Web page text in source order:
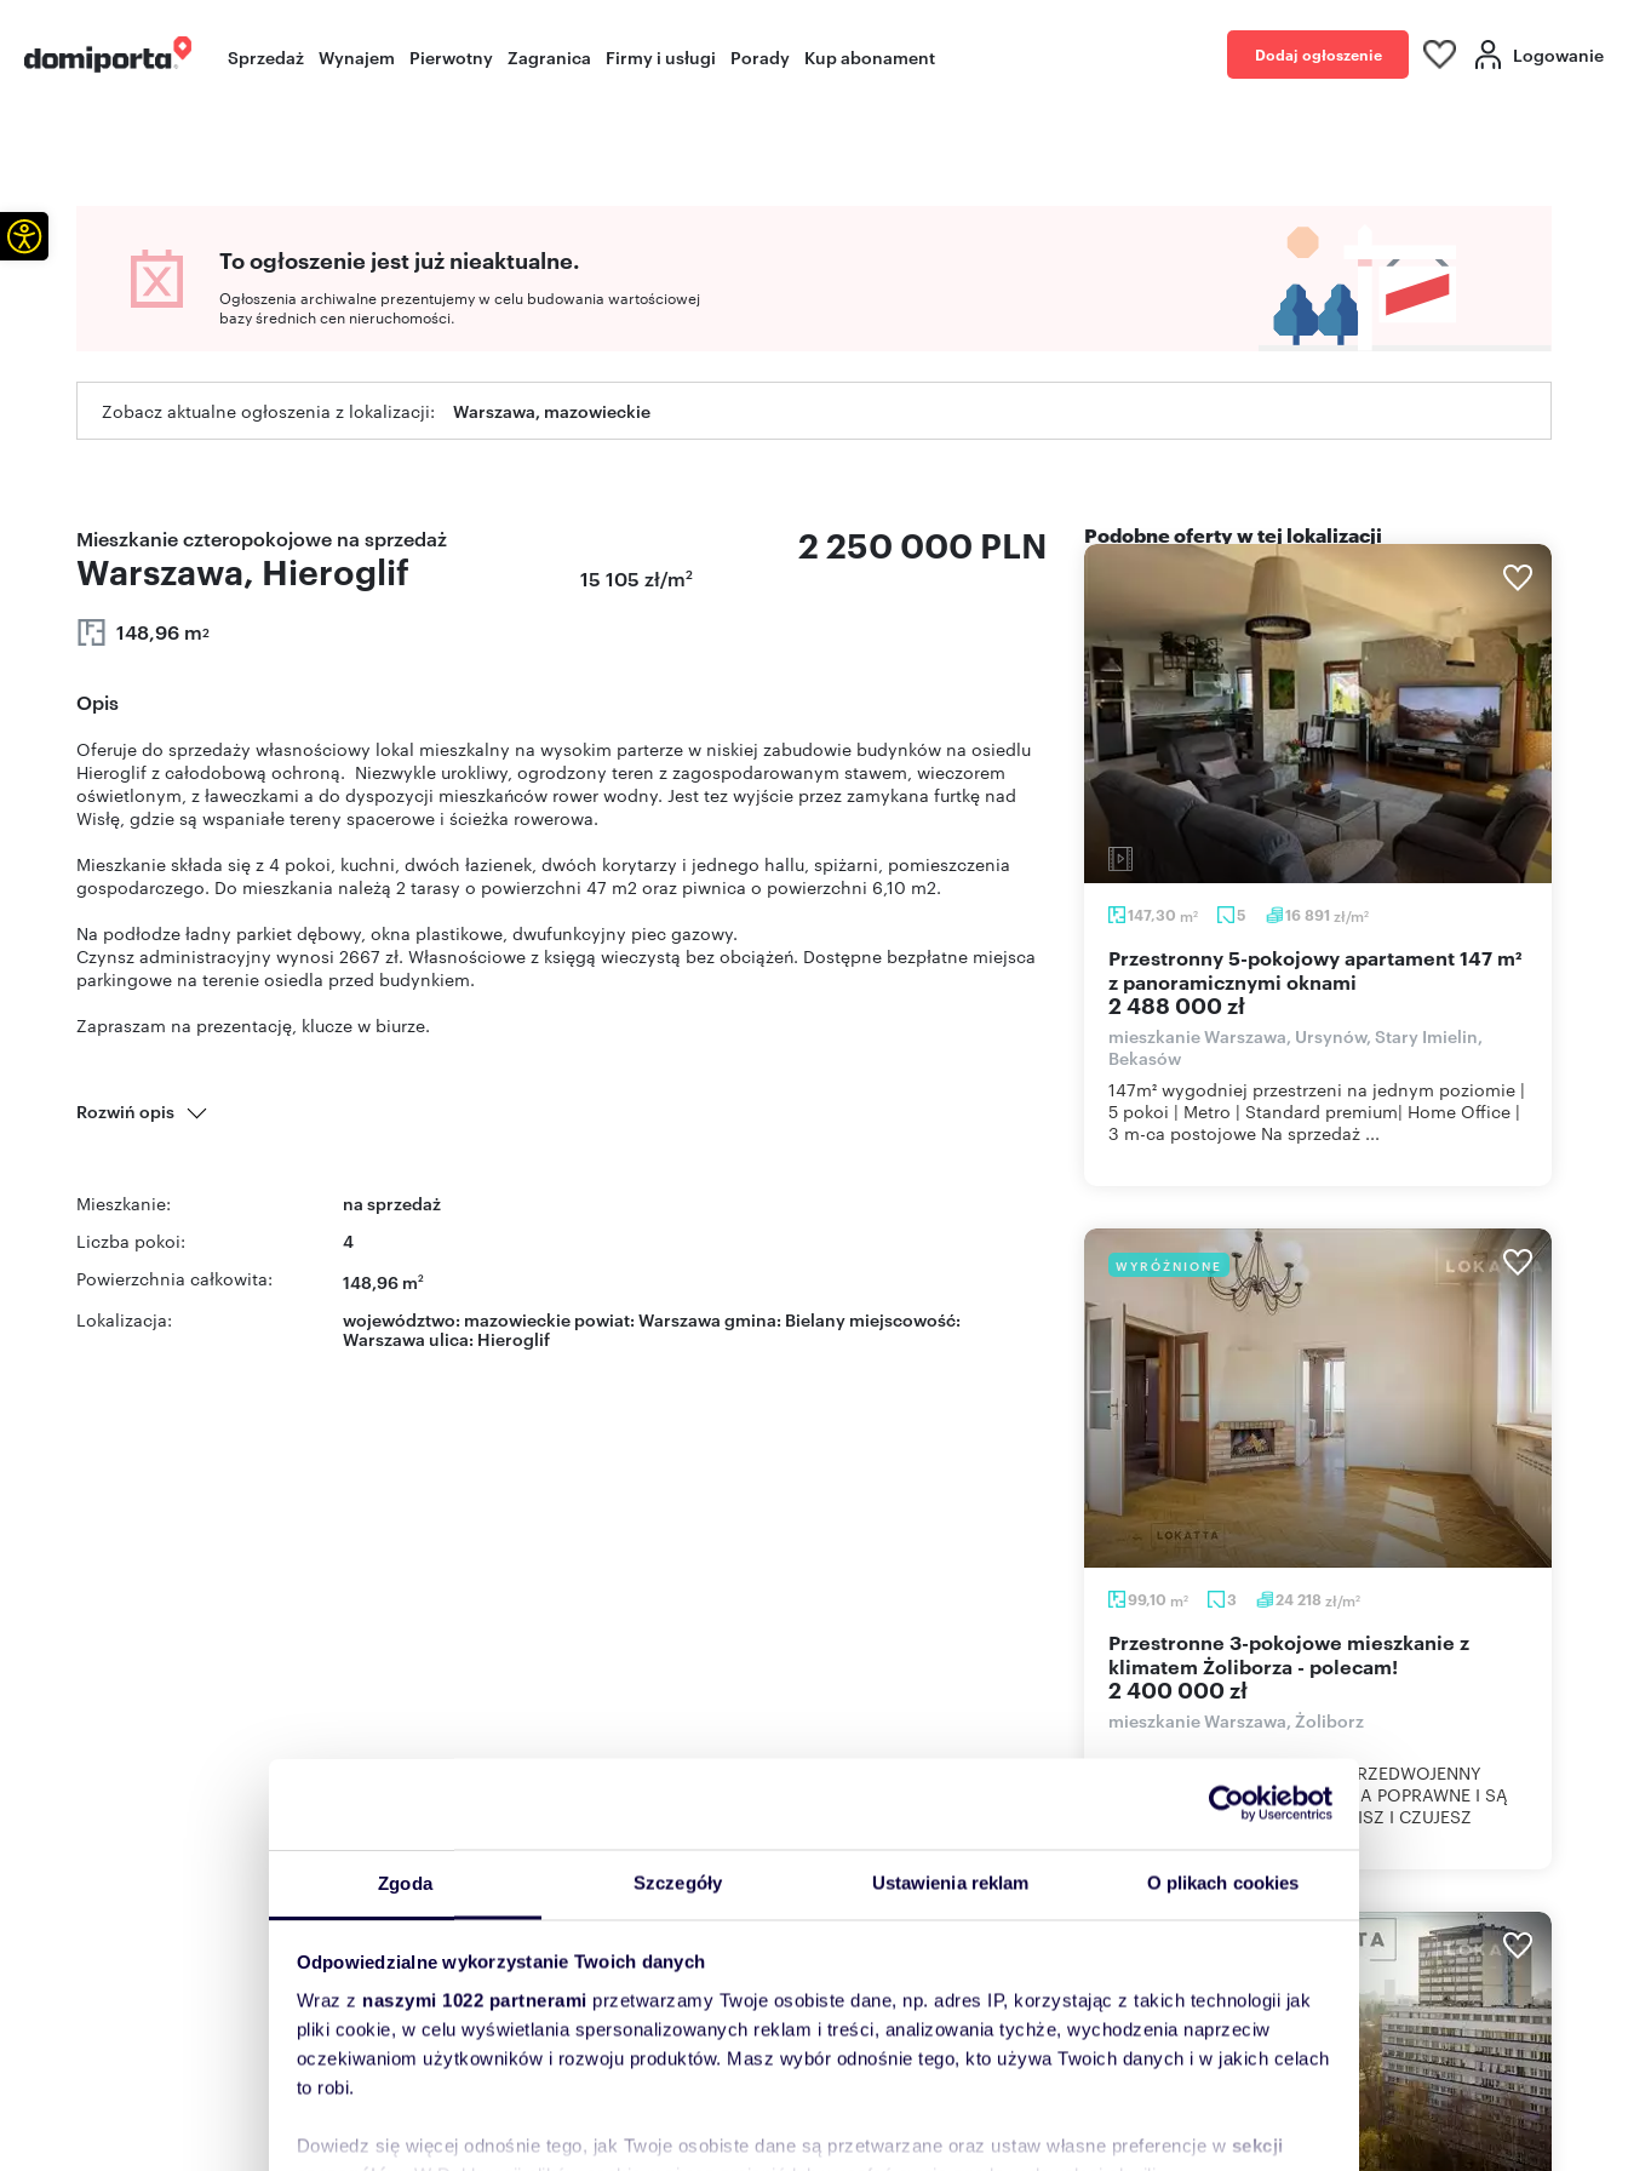
Zgoda Szczegóły Ustawienia reklam O plikach cookies
Odpowiedzialne wykorzystanie Twoich danych
Wraz z naszymi 1022 partnerami przetwarzamy Twoje osobiste dane, np. adres IP, korzystając z takich technologii jak
pliki cookie, w celu wyświetlania spersonalizowanych reklam i treści, analizowania tychże, wychodzenia naprzeciw
oczekiwaniom użytkowników i rozwoju produktów. Masz wybór odnośnie tego, kto używa Twoich danych i w jakich celach
to robi.
Dowiedz się więcej odnośnie tego, jak Twoje osobiste dane są przetwarzane oraz ustaw własne preferencje w sekcji
Sprzedaż Wynajem Pierwotny Zagranica Firmy i usługi Porady Kup abonament Dodaj ogłoszenie Logowanie
To ogłoszenie jest już nieaktualne.
Ogłoszenia archiwalne prezentujemy w celu budowania wartościowej
bazy średnich cen nieruchomości.
Zobacz aktualne ogłoszenia z lokalizacji: Warszawa, mazowieckie
Mieszkanie czteropokojowe na sprzedaż
Warszawa, Hieroglif
148,96 m2
2 250 000 PLN
15 105 zł/m2
Opis
Oferuje do sprzedaży własnościowy lokal mieszkalny na wysokim parterze w niskiej zabudowie budynków na osiedlu
Hieroglif z całodobową ochroną. Niezwykle urokliwy, ogrodzony teren z zagospodarowanym stawem, wieczorem
oświetlonym, z ławeczkami a do dyspozycji mieszkańców rower wodny. Jest tez wyjście przez zamykana furtkę nad
Wisłę, gdzie są wspaniałe tereny spacerowe i ścieżka rowerowa.
Mieszkanie składa się z 4 pokoi, kuchni, dwóch łazienek, dwóch korytarzy i jednego hallu, spiżarni, pomieszczenia
gospodarczego. Do mieszkania należą 2 tarasy o powierzchni 47 m2 oraz piwnica o powierzchni 6,10 m2.
Na podłodze ładny parkiet dębowy, okna plastikowe, dwufunkcyjny piec gazowy.
Czynsz administracyjny wynosi 2667 zł. Własnościowe z księgą wieczystą bez obciążeń. Dostępne bezpłatne miejsca
parkingowe na terenie osiedla przed budynkiem.
Zapraszam na prezentację, klucze w biurze.
Rozwiń opis
Mieszkanie: na sprzedaż
Liczba pokoi: 4
Powierzchnia całkowita: 148,96 m2
Lokalizacja: województwo: mazowieckie powiat: Warszawa gmina: Bielany miejscowość:
Warszawa ulica: Hieroglif
Podobne oferty w tej lokalizacji
147,30 m2 5 16 891 zł/m2
Przestronny 5-pokojowy apartament 147 m²
z panoramicznymi oknami
2 488 000 zł
mieszkanie Warszawa, Ursynów, Stary Imielin,
Bekasów
147m² wygodniej przestrzeni na jednym poziomie |
5 pokoi | Metro | Standard premium| Home Office |
3 m-ca postojowe Na sprzedaż ...
WYRÓŻNIONE
99,10 m2 3 24 218 zł/m2
Przestronne 3-pokojowe mieszkanie z
klimatem Żoliborza - polecam!
2 400 000 zł
mieszkanie Warszawa, Żoliborz
99,1 M2, 3 POKOJE, BALKON, PRZEDWOJENNY
KLIMAT, ZIELEŃ. SĄ MIESZKANIA POPRAWNE I SĄ
TAKIE, DO KTÓRYCH WCHODZISZ I CZUJESZ
Otwórz pasek narzędzi